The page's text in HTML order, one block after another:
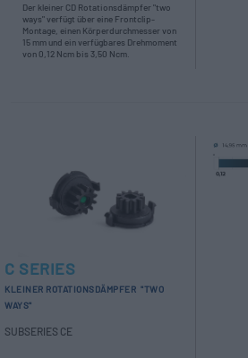
Der kleiner CD Rotationsdämpfer "two
ways" verfügt über eine Frontclip-
Montage, einen Körperdurchmesser von
15 mm und ein verfügbares Drehmoment
von 0,12 Ncm bis 3,50 Ncm.
C SERIES
KLEINER ROTATIONSDÄMPFER "TWO
WAYS"
SUBSERIES CE